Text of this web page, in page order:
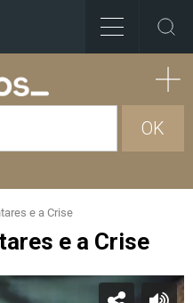
OK
e a Crise
e a Crise